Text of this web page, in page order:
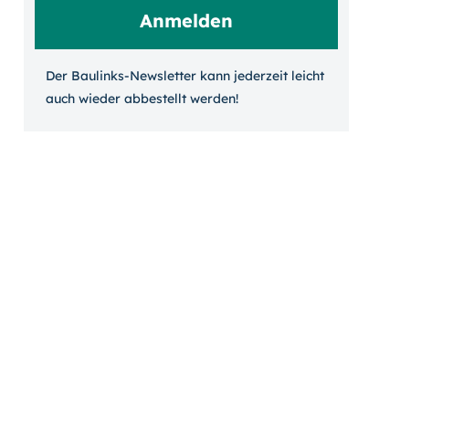
Der Baulinks-Newsletter kann jeder­zeit leicht
auch wieder ab­bestellt werden!